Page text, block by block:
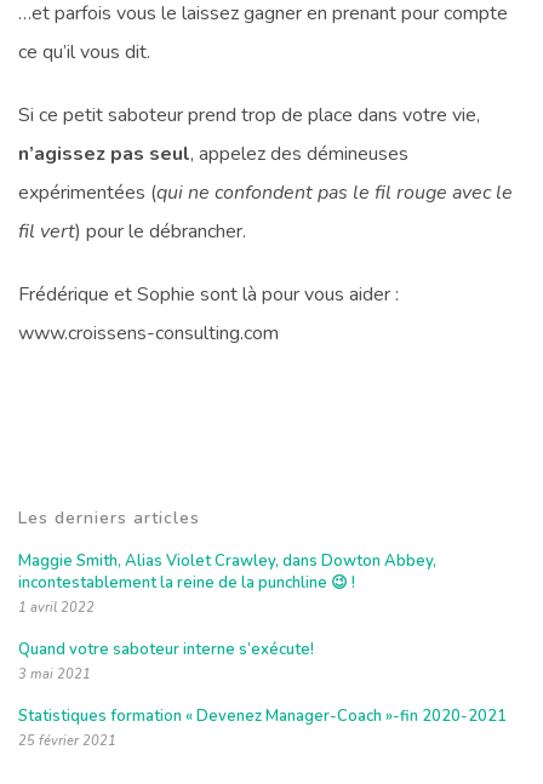
…et parfois vous le laissez gagner en prenant pour compte
ce qu’il vous dit.
Si ce petit saboteur prend trop de place dans votre vie,
n’agissez pas seul, appelez des démineuses
expérimentées (qui ne confondent pas le fil rouge avec le
fil vert) pour le débrancher.
Frédérique et Sophie sont là pour vous aider :
www.croissens-consulting.com
Les derniers articles
Maggie Smith, Alias Violet Crawley, dans Dowton Abbey,
incontestablement la reine de la punchline 😉 !
1 avril 2022
Quand votre saboteur interne s’exécute!
3 mai 2021
Statistiques formation « Devenez Manager-Coach »-fin 2020-2021
25 février 2021